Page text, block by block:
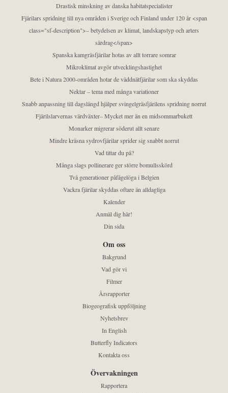
Drastisk minskning av danska habitatspecialister
Fjärilars spridning till nya områden i Sverige och Finland under 120 år <span
class="sf-description">– betydelsen av klimat, landskapstyp och arters
särdrag</span>
Spanska kamgräsfjärilar hotas av allt torrare somrar
Mikroklimat avgör utvecklingshastighet
Bete i Natura 2000-områden hotar de väddnätfjärilar som ska skyddas
Nektar – tema med många variationer
Snabb anpassning till dagslängd hjälper svingelgräsfjärilens spridning norrut
Fjärilslarvernas värdväxter– Mycket mer än en midsommarbukett
Monarker migrerar söderut allt senare
Mindre kräsna sydrovfjärilar sprider sig snabbt norrut
Vad tittar du på?
Många slags pollinerare ger större bomullsskörd
Två generationer påfågelöga i Belgien
Vackra fjärilar skyddas oftare än alldagliga
Kalender
Anmäl dig här!
Din sida
Om oss
Bakgrund
Vad gör vi
Filmer
Årsrapporter
Biogeografisk uppföljning
Nyhetsbrev
In English
Butterfly Indicators
Kontakta oss
Övervakningen
Rapportera